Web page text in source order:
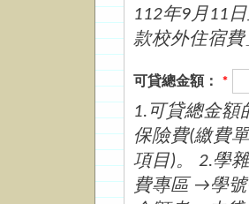
112年9月11
款校外住宿
可貸總金額： *
1.可貸總金額
保險費(繳費
項目)。 2.學
費專區 →學